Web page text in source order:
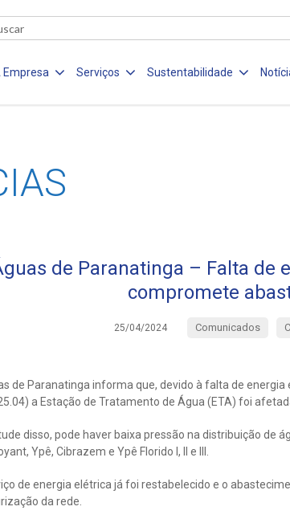
Empresa Serviços Sustentabilidade
de Paranatinga – Falta de
compromete
25/04/2024 Comunicados
de Paranatinga informa que, devido à falta de
a Estação de Tratamento de Água (ETA) foi
disso, pode haver baixa pressão na distribuição de
Ypê, Cibrazem e Ypê Florido I, II e III.
de energia elétrica já foi restabelecido e o
da rede.